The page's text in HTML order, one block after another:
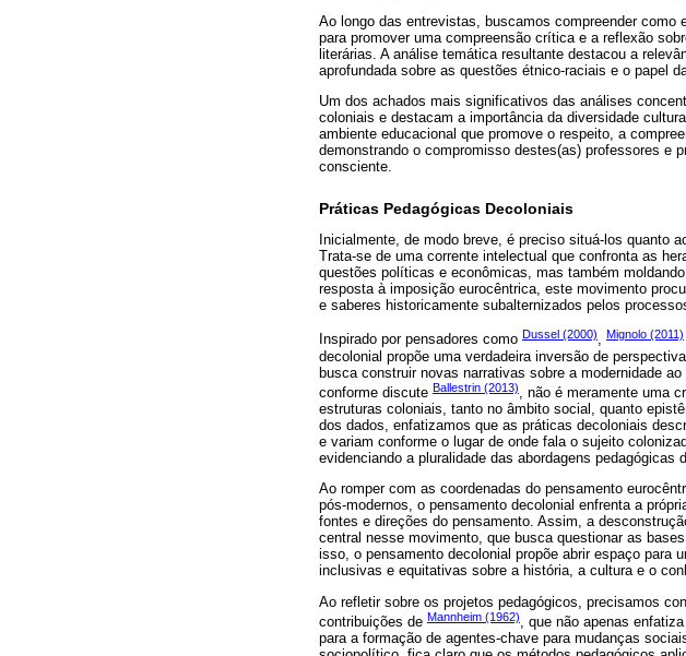
Ao longo das entrevistas, buscamos compreender
para promover uma compreensão crítica e a reflexão
literárias. A análise temática resultante destacou a
aprofundada sobre as questões étnico-raciais e o papel
Um dos achados mais significativos das análises
coloniais e destacam a importância da diversidade
ambiente educacional que promove o respeito, a
demonstrando o compromisso destes(as) professores e
consciente.
Práticas Pedagógicas Decoloniais
Inicialmente, de modo breve, é preciso situá-los quanto
Trata-se de uma corrente intelectual que confronta as
questões políticas e econômicas, mas também
resposta à imposição eurocêntrica, este movimento
e saberes historicamente subalternizados pelos
Inspirado por pensadores como Dussel (2000), Mignolo (2011)
decolonial propõe uma verdadeira inversão de
busca construir novas narrativas sobre a modernidade
conforme discute Ballestrin (2013), não é meramente uma
estruturas coloniais, tanto no âmbito social, quanto
dos dados, enfatizamos que as práticas decoloniais
e variam conforme o lugar de onde fala o sujeito
evidenciando a pluralidade das abordagens pedagógicas
Ao romper com as coordenadas do pensamento
pós-modernos, o pensamento decolonial enfrenta a
fontes e direções do pensamento. Assim, a
central nesse movimento, que busca questionar as
isso, o pensamento decolonial propõe abrir espaço para
inclusivas e equitativas sobre a história, a cultura e o
Ao refletir sobre os projetos pedagógicos, precisamos
contribuições de Mannheim (1962)
, que não apenas
para a formação de agentes-chave para mudanças